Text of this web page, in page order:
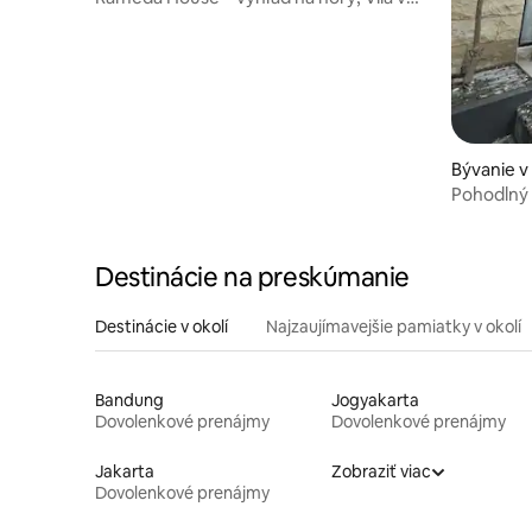
Bývanie
Destinácie na preskúmanie
Destinácie v okolí Najzaujímavejšie pamiatky v okolí
Bandung
Dovolenkové prenájmy
Jogyakarta
Dovolenkové prenájmy
Jakarta
Dovolenkové prenájmy
Zobraziť viac